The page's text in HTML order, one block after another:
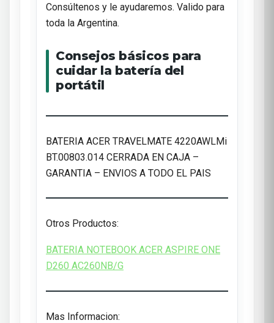
Consúltenos y le ayudaremos. Valido para
toda la Argentina.
Consejos básicos para
cuidar la batería del
portátil
BATERIA ACER TRAVELMATE 4220AWLMi
BT.00803.014 CERRADA EN CAJA –
GARANTIA – ENVIOS A TODO EL PAIS
Otros Productos:
BATERIA NOTEBOOK ACER ASPIRE ONE
D260 AC260NB/G
Mas Informacion: